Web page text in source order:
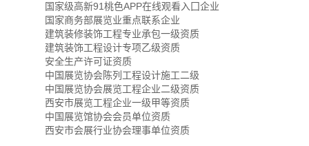
国家级高新91桃色APP在线观看入囗企业
国家商务部展览业重点联系企业
建筑装修装饰工程专业承包一级资质
建筑装饰工程设计专项乙级资质
安全生产许可证资质
中国展览协会陈列工程设计施工二级
中国展览协会展览工程企业二级资质
西安市展览工程企业一级甲等资质
中国展览馆协会会员单位资质
西安市会展行业协会理事单位资质